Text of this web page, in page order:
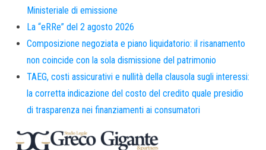
Ministeriale di emissione
La “eRRe” del 2 agosto 2026
Composizione negoziata e piano liquidatorio: il risanamento
non coincide con la sola dismissione del patrimonio
TAEG, costi assicurativi e nullità della clausola sugli interessi:
la corretta indicazione del costo del credito quale presidio
di trasparenza nei finanziamenti ai consumatori